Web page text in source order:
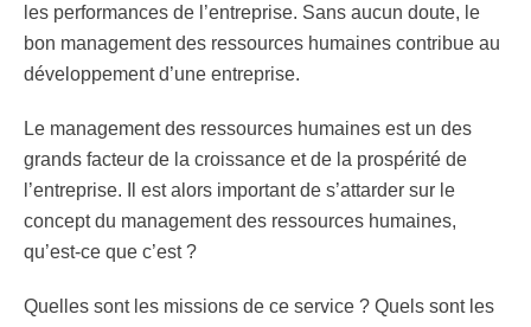
les performances de l’entreprise. Sans aucun doute, le
bon management des ressources humaines contribue au
développement d’une entreprise.
Le management des ressources humaines est un des
grands facteur de la croissance et de la prospérité de
l’entreprise. Il est alors important de s’attarder sur le
concept du management des ressources humaines,
qu’est-ce que c’est ?
Quelles sont les missions de ce service ? Quels sont les